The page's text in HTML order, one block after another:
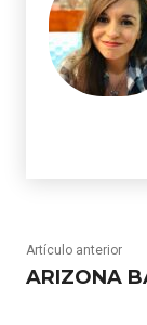
Artículo anterior
ARIZONA